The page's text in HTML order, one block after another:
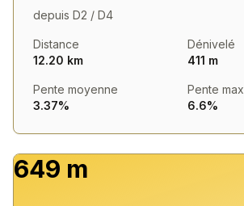
depuis D2 / D4
Distance
12.20 km
Dénivelé
411 m
Pente moyenne
3.37%
Pente max
6.6%
649 m